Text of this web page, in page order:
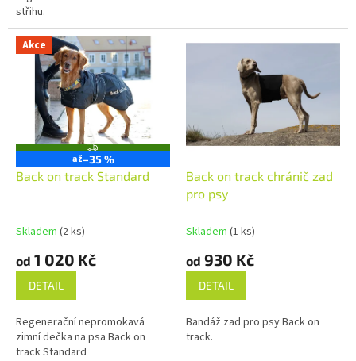
střihu.
Akce
Z
D
A
R
až–35 %
Back on track Standard
Skladem (2 ks)
od 1 020 Kč
DETAIL
Regenerační nepromokavá
zimní dečka na psa Back on
track Standard
Back on track chránič zad
pro psy
Skladem (1 ks)
od 930 Kč
DETAIL
Bandáž zad pro psy Back on
track.